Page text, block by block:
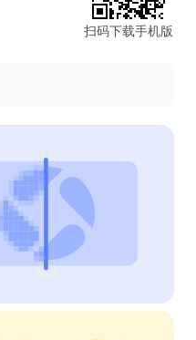
扫码下载手机版